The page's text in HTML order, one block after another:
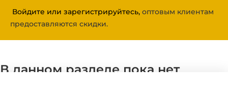
Войдите или зарегистрируйтесь, оптовым клиентам
предоставляются скидки.
В данном разделе пока нет